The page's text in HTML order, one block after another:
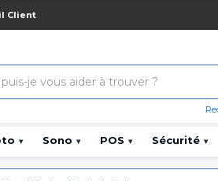
Client
▾ Sono ▾ POS ▾ Sécurité ▾